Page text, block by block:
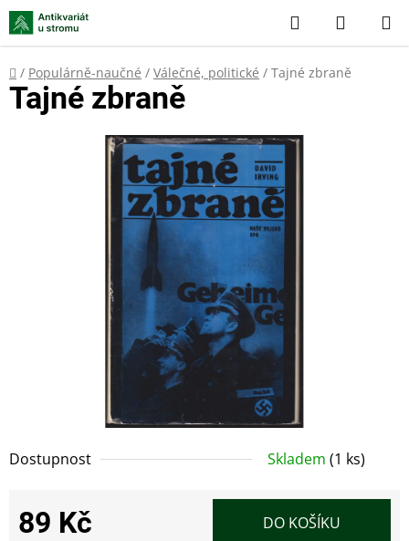
Přejít
na
obsah
Hledat
KOŠÍK
Domů
/ Populárně-naučné / Válečné, politické / Tajné zbraně
Dostupnost Skladem (1 ks)
89 Kč DO KOŠÍKU
Tajné zbraně